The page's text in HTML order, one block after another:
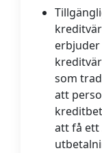
erbjuder
som
att
att få ett